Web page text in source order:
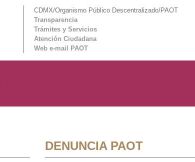
CDMX/Organismo Público Descentralizado/PAOT
Transparencia
Trámites y Servicios
Atención Ciudadana
Web e-mail PAOT
DENUNCIA PAOT